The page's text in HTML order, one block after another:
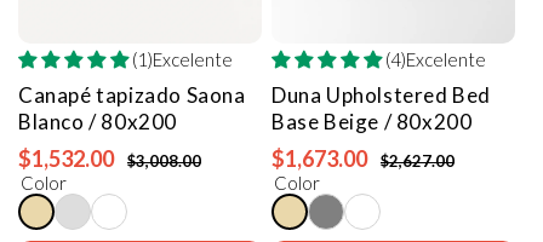
(1)Excelente
Canapé tapizado Saona
Blanco / 80x200
$1,532.00 $3,008.00
Color
(4)Excelente
Duna Upholstered Bed
Base Beige / 80x200
$1,673.00 $2,627.00
Color